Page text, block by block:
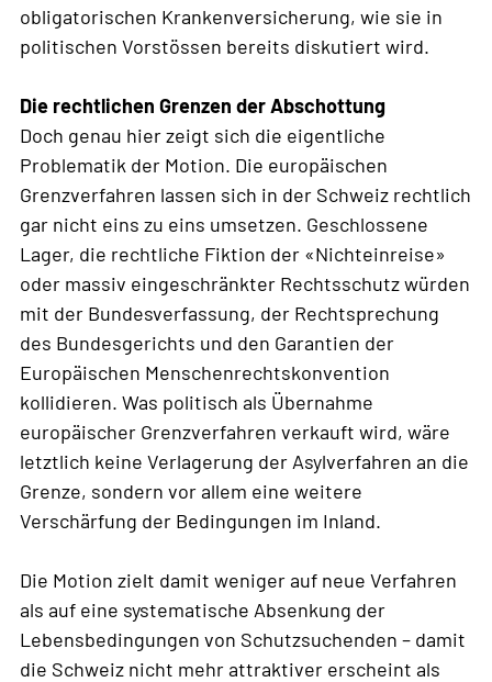
obligatorischen Krankenversicherung, wie sie in
politischen Vorstössen bereits diskutiert wird.
Die rechtlichen Grenzen der Abschottung
Doch genau hier zeigt sich die eigentliche
Problematik der Motion. Die europäischen
Grenzverfahren lassen sich in der Schweiz rechtlich
gar nicht eins zu eins umsetzen. Geschlossene
Lager, die rechtliche Fiktion der «Nichteinreise»
oder massiv eingeschränkter Rechtsschutz würden
mit der Bundesverfassung, der Rechtsprechung
des Bundesgerichts und den Garantien der
Europäischen Menschenrechtskonvention
kollidieren. Was politisch als Übernahme
europäischer Grenzverfahren verkauft wird, wäre
letztlich keine Verlagerung der Asylverfahren an die
Grenze, sondern vor allem eine weitere
Verschärfung der Bedingungen im Inland.
Die Motion zielt damit weniger auf neue Verfahren
als auf eine systematische Absenkung der
Lebensbedingungen von Schutzsuchenden – damit
die Schweiz nicht mehr attraktiver erscheint als